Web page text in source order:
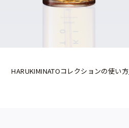
HARUKIMINATOコレクションの使い方